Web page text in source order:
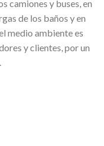
camiones y buses, en
de los baños y en
medio ambiente es
y clientes, por un